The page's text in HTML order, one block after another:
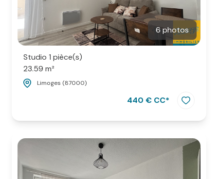
6 photos
Studio 1 pièce(s)
23.59 m²
Limoges (87000)
440 € CC*